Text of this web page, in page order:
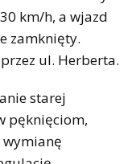
km/h, a wjazd
zamknięty.
ul. Herberta.
starej
pęknięciom,